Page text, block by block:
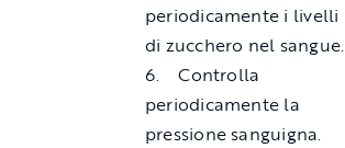
periodicamente i livelli
di zucchero nel sangue.
6. Controlla
periodicamente la
pressione sanguigna.